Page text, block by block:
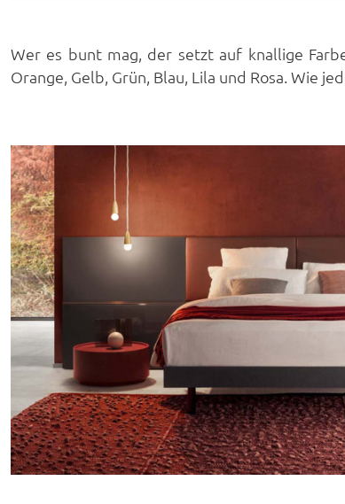
Wer es bunt mag, der setzt auf knallige
Orange, Gelb, Grün, Blau, Lila und Rosa. Wie